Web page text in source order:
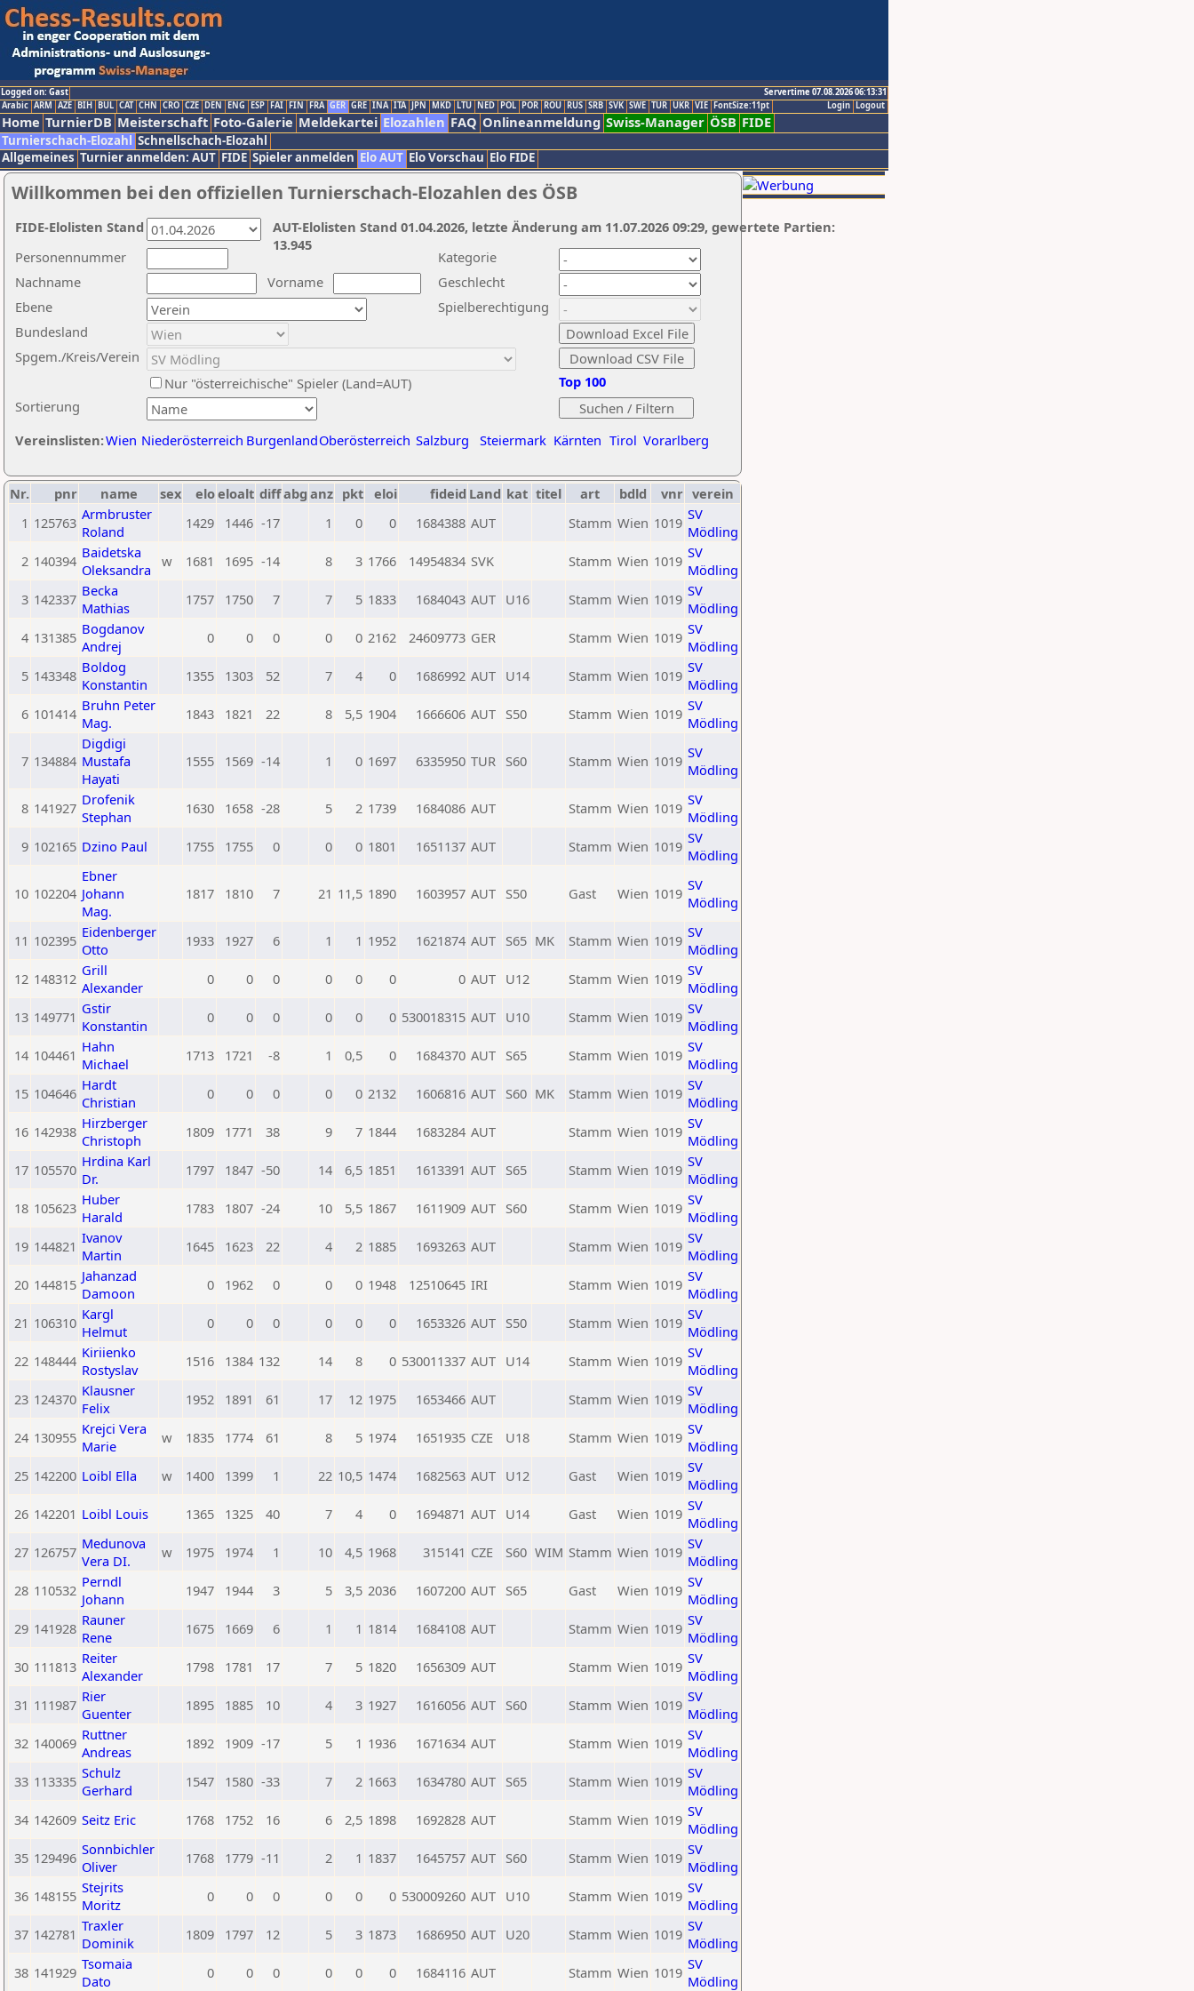
Logged on: Gast
Servertime 07.08.2026 06:13:31
Logout
Login
Arabic ARM AZE BIH BUL CAT CHN CRO CZE DEN ENG ESP FAI FIN FRA GER GRE INA ITA JPN MKD LTU NED POL POR ROU RUS SRB SVK SWE TUR UKR VIE FontSize:11pt
Home TurnierDB Meisterschaft Foto-Galerie Meldekartei Elozahlen FAQ Onlineanmeldung Swiss-Manager ÖSB FIDE
Turnierschach-Elozahl Schnellschach-Elozahl
Allgemeines Turnier anmelden: AUT FIDE Spieler anmelden Elo AUT Elo Vorschau Elo FIDE
Willkommen bei den offiziellen Turnierschach-Elozahlen des ÖSB
Nachname
Vorname
Ebene
Kategorie
Sortierung
Personennummer
Bundesland
Spgem./Kreis/Verein
Geschlecht
Nur "österreichische" Spieler (Land=AUT)
Spielberechtigung
Vereinslisten:Wien Niederösterreich BurgenlandOberösterreich Salzburg Steiermark Kärnten Tirol Vorarlberg
Top 100
AUT-Elolisten Stand 01.04.2026, letzte Änderung am 11.07.2026 09:29, gewertete Partien:
13.945
FIDE-Elolisten Stand
Nr. pnr name sex eloeloalt diffabg anz pkt eloi fideid Land kat titel art bdld vnr verein
1 125763 Armbruster
Roland
1429 1446 -17 1 0 0 1684388 AUT Stamm Wien 1019 SV
Mödling
2 140394 Baidetska
Oleksandra
w 1681 1695 -14 8 3 1766 14954834 SVK Stamm Wien 1019 SV
Mödling
3 142337 Becka
Mathias
1757 1750 7 7 5 1833 1684043 AUT U16 Stamm Wien 1019 SV
Mödling
4 131385 Bogdanov
Andrej
0 0 0 0 0 2162 24609773 GER Stamm Wien 1019 SV
Mödling
5 143348 Boldog
Konstantin
1355 1303 52 7 4 0 1686992 AUT U14 Stamm Wien 1019 SV
Mödling
6 101414 Bruhn Peter
Mag.
1843 1821 22 8 5,5 1904 1666606 AUT S50 Stamm Wien 1019 SV
Mödling
7 134884
Digdigi
Mustafa
Hayati
1555 1569 -14 1 0 1697 6335950 TUR S60 Stamm Wien 1019 SV
Mödling
8 141927 Drofenik
Stephan
1630 1658 -28 5 2 1739 1684086 AUT Stamm Wien 1019 SV
Mödling
9 102165 Dzino Paul 1755 1755 0 0 0 1801 1651137 AUT Stamm Wien 1019 SV
Mödling
10 102204
Ebner
Johann
Mag.
1817 1810 7 21 11,5 1890 1603957 AUT S50 Gast Wien 1019 SV
Mödling
11 102395 Eidenberger
Otto
1933 1927 6 1 1 1952 1621874 AUT S65 MK Stamm Wien 1019 SV
Mödling
12 148312 Grill
Alexander
0 0 0 0 0 0 0 AUT U12 Stamm Wien 1019 SV
Mödling
13 149771 Gstir
Konstantin
0 0 0 0 0 0 530018315 AUT U10 Stamm Wien 1019 SV
Mödling
14 104461 Hahn
Michael
1713 1721 -8 1 0,5 0 1684370 AUT S65 Stamm Wien 1019 SV
Mödling
15 104646 Hardt
Christian
0 0 0 0 0 2132 1606816 AUT S60 MK Stamm Wien 1019 SV
Mödling
16 142938 Hirzberger
Christoph
1809 1771 38 9 7 1844 1683284 AUT Stamm Wien 1019 SV
Mödling
17 105570 Hrdina Karl
Dr.
1797 1847 -50 14 6,5 1851 1613391 AUT S65 Stamm Wien 1019 SV
Mödling
18 105623 Huber
Harald
1783 1807 -24 10 5,5 1867 1611909 AUT S60 Stamm Wien 1019 SV
Mödling
19 144821 Ivanov
Martin
1645 1623 22 4 2 1885 1693263 AUT Stamm Wien 1019 SV
Mödling
20 144815 Jahanzad
Damoon
0 1962 0 0 0 1948 12510645 IRI Stamm Wien 1019 SV
Mödling
21 106310 Kargl
Helmut
0 0 0 0 0 0 1653326 AUT S50 Stamm Wien 1019 SV
Mödling
22 148444 Kiriienko
Rostyslav
1516 1384 132 14 8 0 530011337 AUT U14 Stamm Wien 1019 SV
Mödling
23 124370 Klausner
Felix
1952 1891 61 17 12 1975 1653466 AUT Stamm Wien 1019 SV
Mödling
24 130955 Krejci Vera
Marie
w 1835 1774 61 8 5 1974 1651935 CZE U18 Stamm Wien 1019 SV
Mödling
25 142200 Loibl Ella w 1400 1399 1 22 10,5 1474 1682563 AUT U12 Gast Wien 1019 SV
Mödling
26 142201 Loibl Louis 1365 1325 40 7 4 0 1694871 AUT U14 Gast Wien 1019 SV
Mödling
27 126757 Medunova
Vera DI.
w 1975 1974 1 10 4,5 1968 315141 CZE S60 WIM Stamm Wien 1019 SV
Mödling
28 110532 Perndl
Johann
1947 1944 3 5 3,5 2036 1607200 AUT S65 Gast Wien 1019 SV
Mödling
29 141928 Rauner
Rene
1675 1669 6 1 1 1814 1684108 AUT Stamm Wien 1019 SV
Mödling
30 111813 Reiter
Alexander
1798 1781 17 7 5 1820 1656309 AUT Stamm Wien 1019 SV
Mödling
31 111987 Rier
Guenter
1895 1885 10 4 3 1927 1616056 AUT S60 Stamm Wien 1019 SV
Mödling
32 140069 Ruttner
Andreas
1892 1909 -17 5 1 1936 1671634 AUT Stamm Wien 1019 SV
Mödling
33 113335 Schulz
Gerhard
1547 1580 -33 7 2 1663 1634780 AUT S65 Stamm Wien 1019 SV
Mödling
34 142609 Seitz Eric 1768 1752 16 6 2,5 1898 1692828 AUT Stamm Wien 1019 SV
Mödling
35 129496 Sonnbichler
Oliver
1768 1779 -11 2 1 1837 1645757 AUT S60 Stamm Wien 1019 SV
Mödling
36 148155 Stejrits
Moritz
0 0 0 0 0 0 530009260 AUT U10 Stamm Wien 1019 SV
Mödling
37 142781 Traxler
Dominik
1809 1797 12 5 3 1873 1686950 AUT U20 Stamm Wien 1019 SV
Mödling
38 141929 Tsomaia
Dato
0 0 0 0 0 0 1684116 AUT Stamm Wien 1019 SV
Mödling